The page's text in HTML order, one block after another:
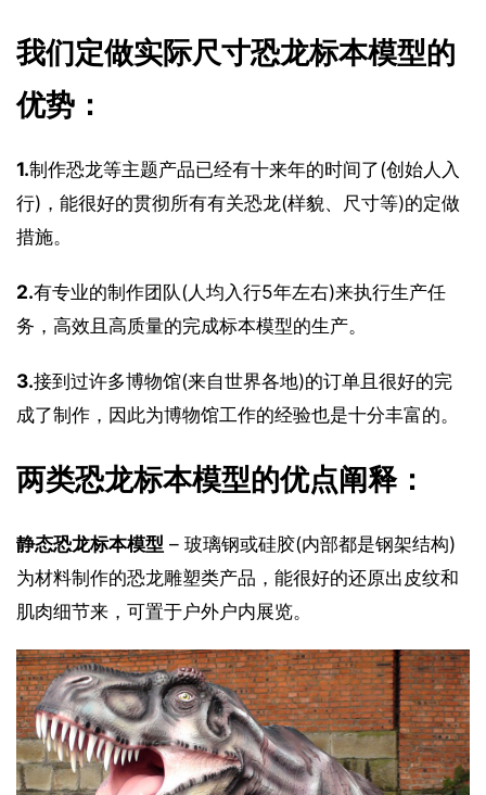
我们定做实际尺寸恐龙标本模型的
优势：
1.制作恐龙等主题产品已经有十来年的时间了(创始人入
行)，能很好的贯彻所有有关恐龙(样貌、尺寸等)的定做
措施。
2.有专业的制作团队(人均入行5年左右)来执行生产任
务，高效且高质量的完成标本模型的生产。
3.接到过许多博物馆(来自世界各地)的订单且很好的完
成了制作，因此为博物馆工作的经验也是十分丰富的。
两类恐龙标本模型的优点阐释：
静态恐龙标本模型 – 玻璃钢或硅胶(内部都是钢架结构)
为材料制作的恐龙雕塑类产品，能很好的还原出皮纹和
肌肉细节来，可置于户外户内展览。